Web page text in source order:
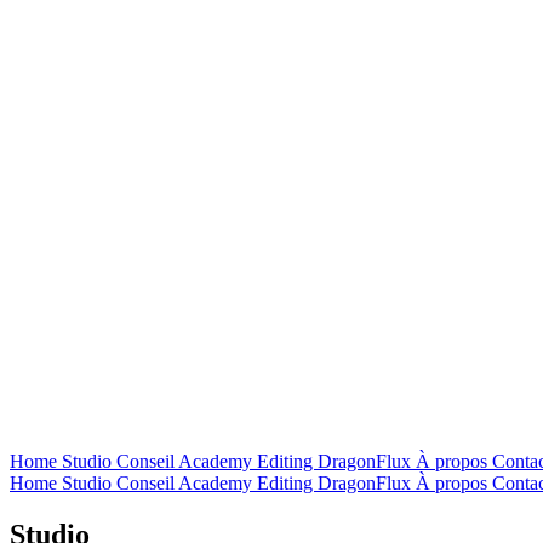
Home Studio Conseil Academy Editing DragonFlux À propos
Home Studio Conseil Academy Editing DragonFlux À propos
Studio